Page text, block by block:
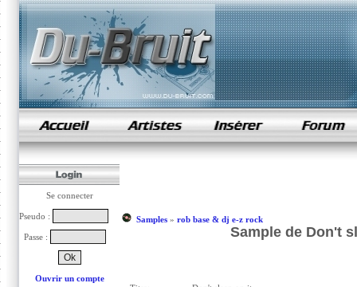
samples de rap
Se connecter
Pseudo :
Passe :
Ouvrir un compte
Samples» rob base & dj e-z rock
Sample de Don't